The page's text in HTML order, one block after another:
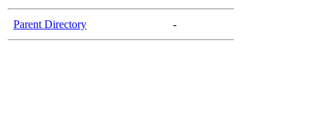
Parent Directory -